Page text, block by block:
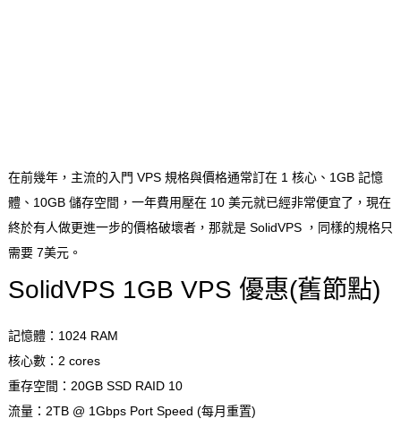
在前幾年，主流的入門 VPS 規格與價格通常訂在 1 核心、1GB 記憶
體、10GB 儲存空間，一年費用壓在 10 美元就已經非常便宜了，現在
終於有人做更進一步的價格破壞者，那就是 SolidVPS ，同樣的規格只
需要 7美元。
SolidVPS 1GB VPS 優惠(舊節點)
記憶體：1024 RAM
核心數：2 cores
重存空間：20GB SSD RAID 10
流量：2TB @ 1Gbps Port Speed (每月重置)